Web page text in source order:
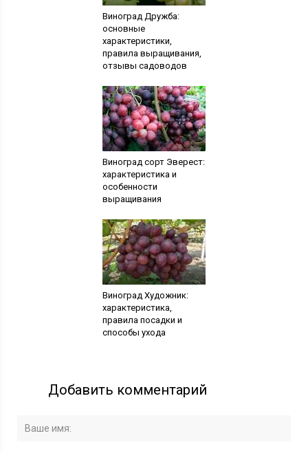
Виноград Дружба:
основные
характеристики,
правила выращивания,
отзывы садоводов
Виноград сорт Эверест:
характеристика и
особенности
выращивания
Виноград Художник:
характеристика,
правила посадки и
способы ухода
Добавить комментарий